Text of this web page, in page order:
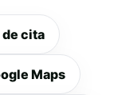
cita
Maps